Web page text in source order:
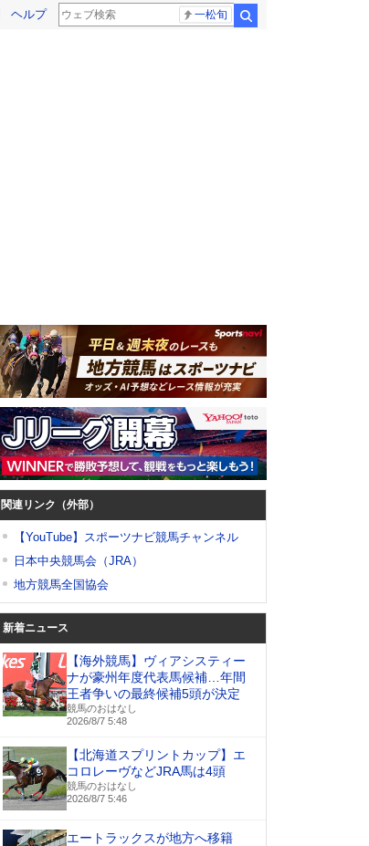
ヘルプ 一松旬
関連リンク（外部）
【YouTube】スポーツナビ競馬チャンネル
日本中央競馬会（JRA）
地方競馬全国協会
新着ニュース
【海外競馬】ヴィアシスティー
ナが豪州年度代表馬候補…年間
王者争いの最終候補5頭が決定
競馬のおはなし
2026/8/7 5:48
【北海道スプリントカップ】エ
コロレーヴなどJRA馬は4頭
競馬のおはなし
2026/8/7 5:46
エートラックスが地方へ移籍